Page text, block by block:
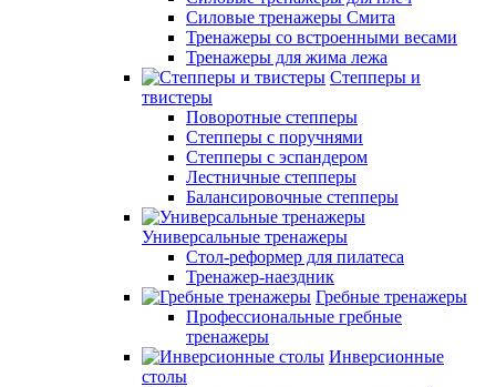
Силовые тренажеры Смита
Тренажеры со встроенными весами
Тренажеры для жима лежа
Степперы и
твистеры
Поворотные степперы
Степперы с поручнями
Степперы с эспандером
Лестничные степперы
Балансировочные степперы
Универсальные тренажеры
Стол-реформер для пилатеса
Тренажер-наездник
Гребные тренажеры
Профессиональные гребные
тренажеры
Инверсионные
столы